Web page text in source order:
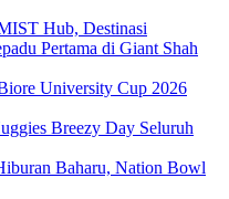
Hub, Destinasi
Pertama di Giant Shah
University Cup 2026
Breezy Day Seluruh
Baharu, Nation Bowl